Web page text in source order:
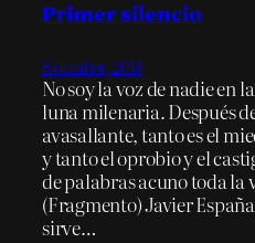
Primer silencio
8 octubre, 2014
No soy la voz de nadie en
luna milenaria. Después
avasallante, tanto es el
y tanto el oprobio y el
de palabras acuno toda
(Fragmento) Javier
sirve…